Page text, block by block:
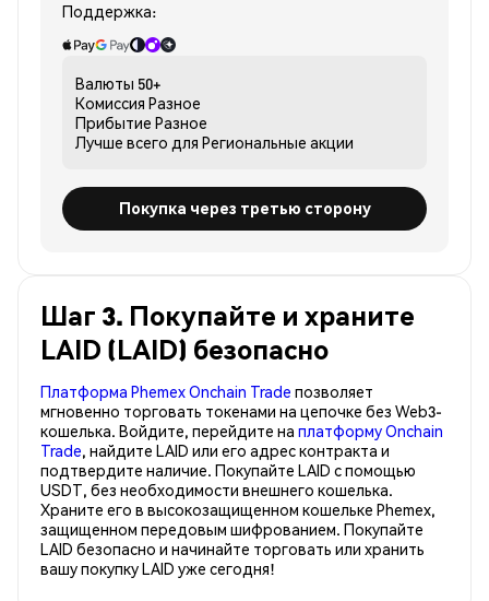
Поддержка:
Валюты 50+
Комиссия Разное
Прибытие Разное
Лучше всего для Региональные акции
Покупка через третью сторону
Шаг 3. Покупайте и храните
LAID (LAID) безопасно
Платформа Phemex Onchain Trade позволяет
мгновенно торговать токенами на цепочке без Web3-
кошелька. Войдите, перейдите на платформу Onchain
Trade, найдите LAID или его адрес контракта и
подтвердите наличие. Покупайте LAID с помощью
USDT, без необходимости внешнего кошелька.
Храните его в высокозащищенном кошельке Phemex,
защищенном передовым шифрованием. Покупайте
LAID безопасно и начинайте торговать или хранить
вашу покупку LAID уже сегодня!